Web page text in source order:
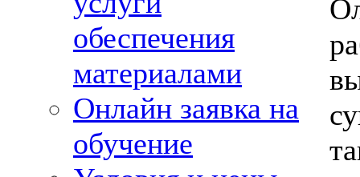
обеспечения
материалами
Онлайн заявка на
обучение